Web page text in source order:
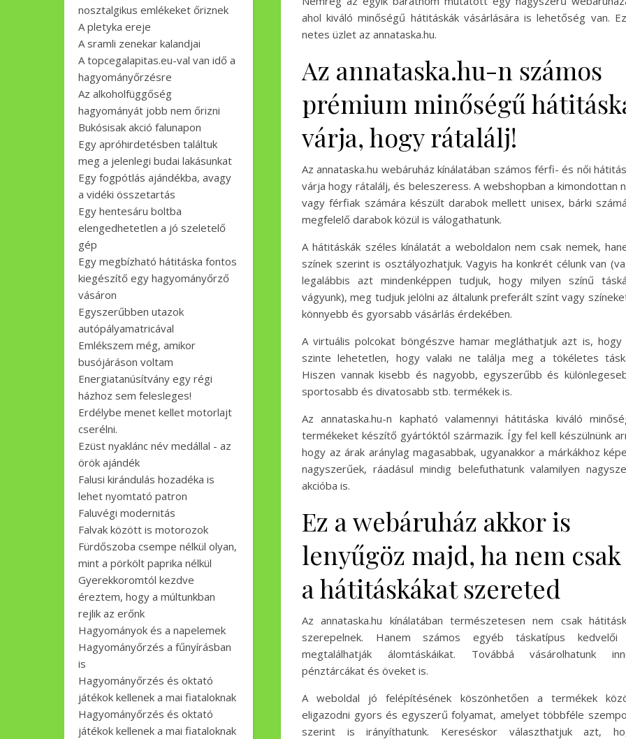
nosztalgikus emlékeket őriznek
A pletyka ereje
A sramli zenekar kalandjai
A topcegalapitas.eu-val van idő a
hagyományőrzésre
Az alkoholfüggőség
hagyományát jobb nem őrizni
Bukósisak akció falunapon
Egy apróhirdetésben találtuk
meg a jelenlegi budai lakásunkat
Egy fogpótlás ajándékba, avagy
a vidéki összetartás
Egy hentesáru boltba
elengedhetetlen a jó szeletelő
gép
Egy megbízható hátitáska fontos
kiegészítő egy hagyományőrző
vásáron
Egyszerűbben utazok
autópályamatricával
Emlékszem még, amikor
busójáráson voltam
Energiatanúsítvány egy régi
házhoz sem felesleges!
Erdélybe menet kellet motorlajt
cserélni.
Ezüst nyaklánc név medállal - az
örök ajándék
Falusi kirándulás hozadéka is
lehet nyomtató patron
Faluvégi modernitás
Falvak között is motorozok
Fürdőszoba csempe nélkül olyan,
mint a pörkölt paprika nélkül
Gyerekkoromtól kezdve
éreztem, hogy a múltunkban
rejlik az erőnk
Hagyományok és a napelemek
Hagyományőrzés a fűnyírásban
is
Hagyományőrzés és oktató
játékok kellenek a mai fiataloknak
Hagyományőrzés és oktató
játékok kellenek a mai fiataloknak
ahol kiváló minőségű hátitáskák vásárlására is lehetőség van.
netes üzlet az annataska.hu.
Az annataska.hu-n számos
prémium minőségű
várja, hogy rátalálj!
Az annataska.hu webáruház kínálatában számos férfi- és női
várja hogy rátalálj, és beleszeress. A webshopban a kimondottan
vagy férfiak számára készült darabok mellett unisex, bárki
megfelelő darabok közül is válogathatunk.
A hátitáskák széles kínálatát a weboldalon nem csak nemek,
színek szerint is osztályozhatjuk. Vagyis ha konkrét célunk van
legalábbis azt mindenképpen tudjuk, hogy milyen színű
vágyunk), meg tudjuk jelölni az általunk preferált színt vagy
könnyebb és gyorsabb vásárlás érdekében.
A virtuális polcokat böngészve hamar megláthatjuk azt is,
szinte lehetetlen, hogy valaki ne találja meg a tökéletes
Hiszen vannak kisebb és nagyobb, egyszerűbb és
sportosabb és divatosabb stb. termékek is.
Az annataska.hu-n kapható valamennyi hátitáska kiváló
termékeket készítő gyártóktól származik. Így fel kell készülnünk
hogy az árak aránylag magasabbak, ugyanakkor a márkákhoz
nagyszerűek, ráadásul mindig belefuthatunk valamilyen
akcióba is.
Ez a webáruház akkor is
lenyűgöz majd, ha nem csak
a hátitáskákat szereted
Az annataska.hu kínálatában természetesen nem csak
szerepelnek. Hanem számos egyéb táskatípus kedvelői
megtalálhatják álomtáskáikat. Továbbá vásárolhatunk
pénztárcákat és öveket is.
A weboldal jó felépítésének köszönhetően a termékek
eligazodni gyors és egyszerű folyamat, amelyet többféle
szerint is irányíthatunk. Kereséskor választhatjuk azt,